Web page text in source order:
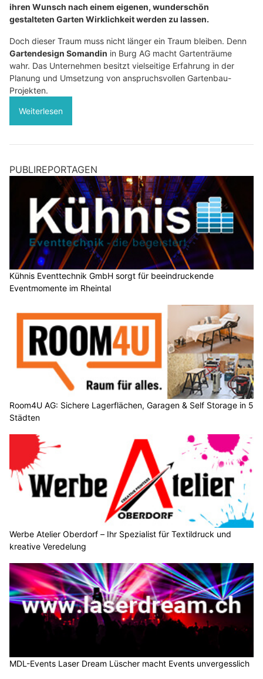
ihren Wunsch nach einem eigenen, wunderschön
gestalteten Garten Wirklichkeit werden zu lassen.
Doch dieser Traum muss nicht länger ein Traum bleiben. Denn
Gartendesign Somandin in Burg AG macht Gartenträume
wahr. Das Unternehmen besitzt vielseitige Erfahrung in der
Planung und Umsetzung von anspruchsvollen Gartenbau-
Projekten.
Weiterlesen
PUBLIREPORTAGEN
Kühnis Eventtechnik GmbH sorgt für beeindruckende
Eventmomente im Rheintal
Room4U AG: Sichere Lagerflächen, Garagen & Self Storage in 5
Städten
Werbe Atelier Oberdorf – Ihr Spezialist für Textildruck und
kreative Veredelung
MDL-Events Laser Dream Lüscher macht Events unvergesslich